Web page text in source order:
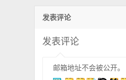
发表评论
发表评论
邮箱地址不会被公开。